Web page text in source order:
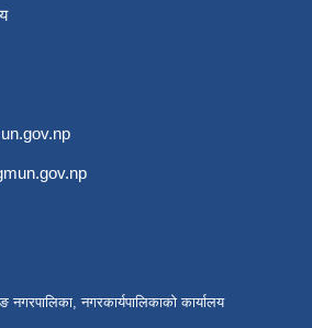
नगरकार्यपालिकाको कार्यालय